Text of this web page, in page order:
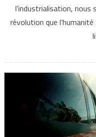
l’industrialisation, nous
révolution que